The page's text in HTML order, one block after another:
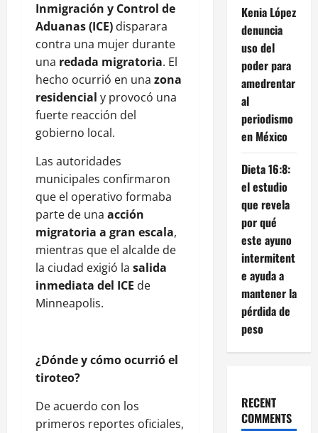
Inmigración y Control de
Aduanas (ICE) disparara
contra una mujer durante
una redada migratoria. El
hecho ocurrió en una zona
residencial y provocó una
fuerte reacción del
gobierno local.
Las autoridades
municipales confirmaron
que el operativo formaba
parte de una acción
migratoria a gran escala,
mientras que el alcalde de
la ciudad exigió la salida
inmediata del ICE de
Minneapolis.
¿Dónde y cómo ocurrió el
tiroteo?
De acuerdo con los
primeros reportes oficiales,
Kenia López
denuncia
uso del
poder para
amedrentar
al
periodismo
en México
Dieta 16:8:
el estudio
que revela
por qué
este ayuno
intermitent
e ayuda a
mantener la
pérdida de
peso
RECENT
COMMENTS